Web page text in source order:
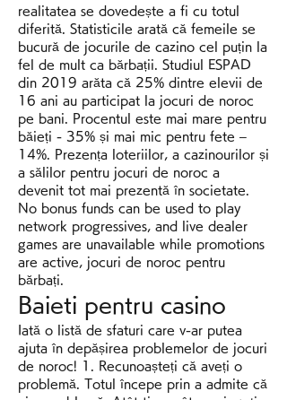
realitatea se dovedește a fi cu totul
diferită. Statisticile arată că femeile se
bucură de jocurile de cazino cel puțin la
fel de mult ca bărbații. Studiul ESPAD
din 2019 arăta că 25% dintre elevii de
16 ani au participat la jocuri de noroc
pe bani. Procentul este mai mare pentru
băieți - 35% și mai mic pentru fete –
14%. Prezența loteriilor, a cazinourilor și
a sălilor pentru jocuri de noroc a
devenit tot mai prezentă în societate.
No bonus funds can be used to play
network progressives, and live dealer
games are unavailable while promotions
are active, jocuri de noroc pentru
bărbați.
Baieti pentru casino
Iată o listă de sfaturi care v-ar putea
ajuta în depășirea problemelor de jocuri
de noroc! 1. Recunoașteți că aveți o
problemă. Totul începe prin a admite că